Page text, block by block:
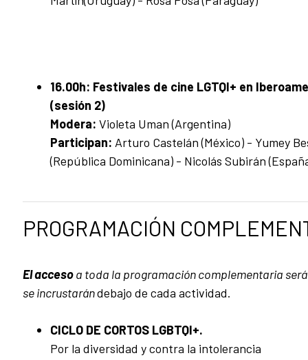
16.00h: Festivales de cine LGTQI+ en
(sesión 2)
Modera: Violeta Uman (Argentina)
Participan: Arturo Castelán (México) - Yumey
(República Dominicana) - Nicolás Subirán
PROGRAMACIÓN
El accesoa toda la programación complementaria
se incrustarándebajo de cada actividad.
CICLO DE CORTOS LGBTQI+.
Por la diversidad y contra la intolerancia